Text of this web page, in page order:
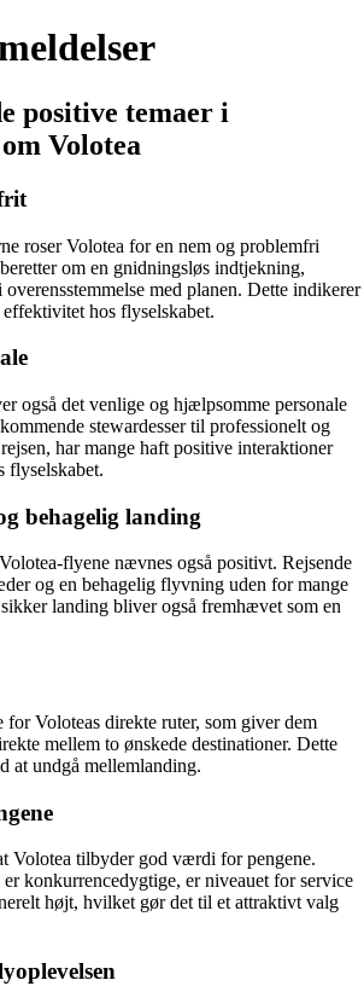
positive temaer i
Volotea
roser Volotea for en nem og problemfri
om en gnidningsløs indtjekning,
med planen. Dette indikerer
hos flyselskabet.
også det venlige og hjælpsomme personale
stewardesser til professionelt og
har mange haft positive interaktioner
flyselskabet.
behagelig landing
flyene nævnes også positivt. Rejsende
og en behagelig flyvning uden for mange
landing bliver også fremhævet som en
for Voloteas direkte ruter, som giver dem
mellem to ønskede destinationer. Dette
at undgå mellemlanding.
Volotea tilbyder god værdi for pengene.
konkurrencedygtige, er niveauet for service
højt, hvilket gør det til et attraktivt valg